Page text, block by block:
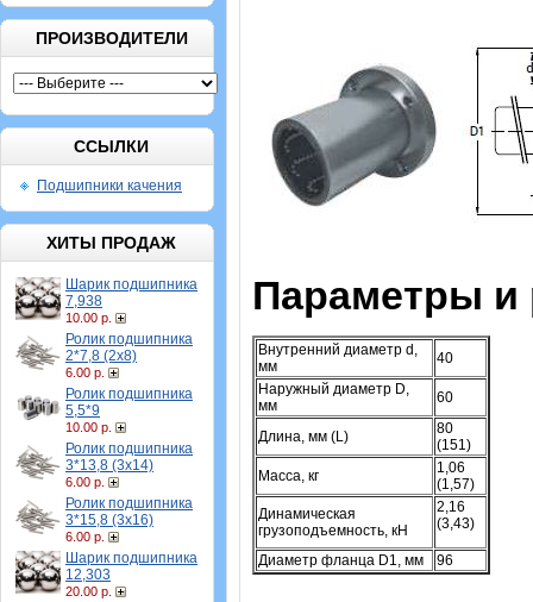
ПРОИЗВОДИТЕЛИ
ССЫЛКИ
Подшипники качения
ХИТЫ ПРОДАЖ
Шарик подшипника
7,938
10.00 р.
Ролик подшипника
2*7,8 (2х8)
6.00 р.
Ролик подшипника
5,5*9
10.00 р.
Ролик подшипника
3*13,8 (3х14)
6.00 р.
Ролик подшипника
3*15,8 (3х16)
6.00 р.
Шарик подшипника
12,303
20.00 р.
Параметры и
Внутренний диаметр d,
мм
40
Наружный диаметр D,
мм
60
Длина, мм (L)
80
(151)
Масса, кг
1,06
(1,57)
Динамическая
грузоподъемность, кН
2,16
(3,43)
Диаметр фланца D1, мм 96